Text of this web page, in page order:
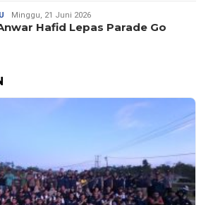
Minggu, 21 Juni 2026
Hafid Lepas Parade Go